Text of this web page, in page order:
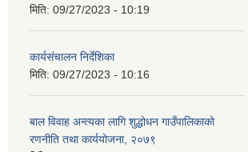
मिति: 09/27/2023 - 10:19
कार्यसंचालन निर्देशिका
मिति: 09/27/2023 - 10:16
बाल विवाह अन्त्यका लागि शुद्धोधन गाउँपालिकाको
रणनीति तथा कार्ययोजना, २०७९